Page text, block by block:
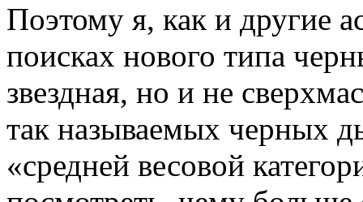
Поэтому я, как и другие
поисках нового типа
звездная, но и не
так называемых черных
«средней весовой